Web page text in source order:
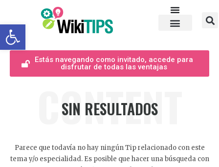
Abrir barra de herramientas
Estás navegando como invitado, accede para
disfrutar de todas las ventajas
CONTENT
SIN RESULTADOS
Parece que todavía no hay ningún Tip relacionado con este
tema y/o especialidad. Es posible que hacer una búsqueda con